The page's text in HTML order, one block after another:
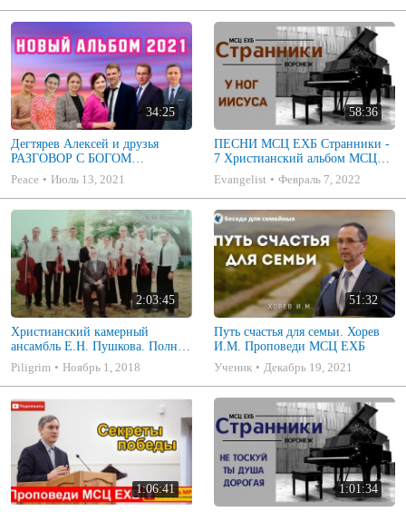
34:25
Дегтярев Алексей и друзья
РАЗГОВОР С БОГОМ
Христианские песни МСЦ ЕХБ
2021 (7я)
Peace Июль 13, 2021
58:36
ПЕСНИ МСЦ ЕХБ Странники -
7 Христианский альбом МСЦ
ЕХБ
Evangelist Февраль 7, 2022
2:03:45
Христианский камерный
ансамбль Е.Н. Пушкова. Полное
собрание
Piligrim Ноябрь 1, 2018
51:32
Путь счастья для семьи. Хорев
И.М. Проповеди МСЦ ЕХБ
Ученик
Декабрь 19, 2021
1:06:41 1:01:34